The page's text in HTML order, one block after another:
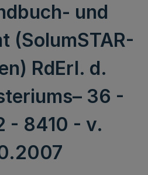
und
(SolumSTAR-
RdErl. d.
36 -
- 8410 - v.